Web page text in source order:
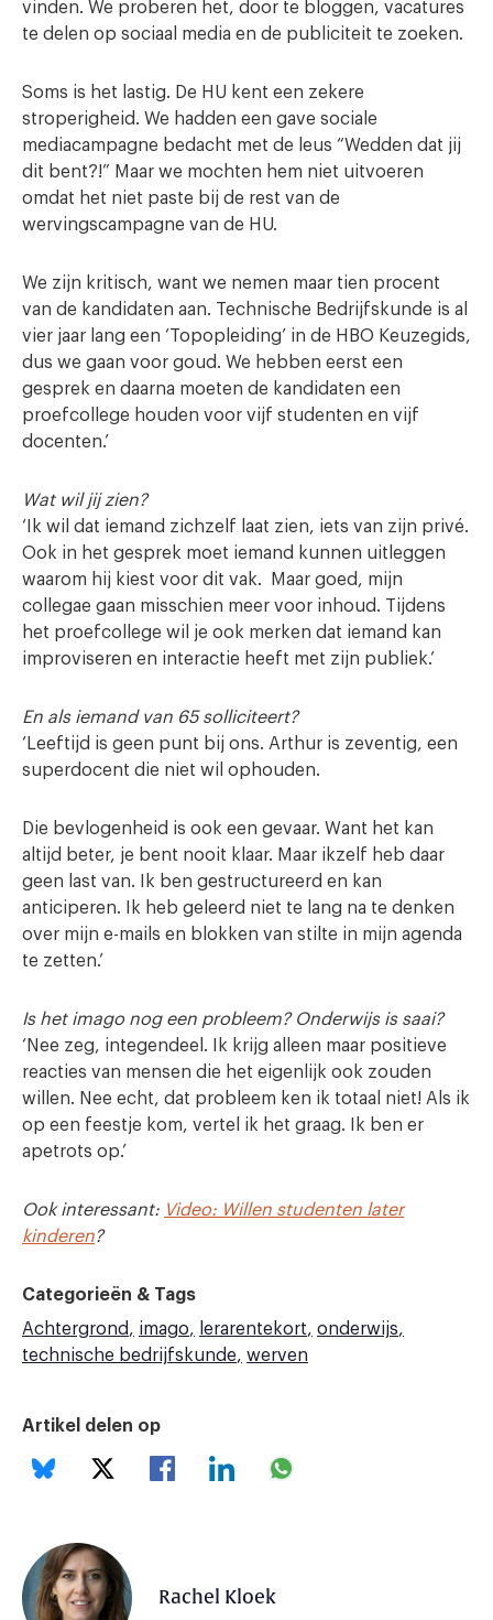
vinden. We proberen het, door te bloggen, vacatures
te delen op sociaal media en de publiciteit te zoeken.
Soms is het lastig. De HU kent een zekere
stroperigheid. We hadden een gave sociale
mediacampagne bedacht met de leus “Wedden dat jij
dit bent?!” Maar we mochten hem niet uitvoeren
omdat het niet paste bij de rest van de
wervingscampagne van de HU.
We zijn kritisch, want we nemen maar tien procent
van de kandidaten aan. Technische Bedrijfskunde is al
vier jaar lang een ‘Topopleiding’ in de HBO Keuzegids,
dus we gaan voor goud. We hebben eerst een
gesprek en daarna moeten de kandidaten een
proefcollege houden voor vijf studenten en vijf
docenten.’
Wat wil jij zien?
‘Ik wil dat iemand zichzelf laat zien, iets van zijn privé.
Ook in het gesprek moet iemand kunnen uitleggen
waarom hij kiest voor dit vak. Maar goed, mijn
collegae gaan misschien meer voor inhoud. Tijdens
het proefcollege wil je ook merken dat iemand kan
improviseren en interactie heeft met zijn publiek.’
En als iemand van 65 solliciteert?
‘Leeftijd is geen punt bij ons. Arthur is zeventig, een
superdocent die niet wil ophouden.
Die bevlogenheid is ook een gevaar. Want het kan
altijd beter, je bent nooit klaar. Maar ikzelf heb daar
geen last van. Ik ben gestructureerd en kan
anticiperen. Ik heb geleerd niet te lang na te denken
over mijn e-mails en blokken van stilte in mijn agenda
te zetten.’
Is het imago nog een probleem? Onderwijs is saai?
‘Nee zeg, integendeel. Ik krijg alleen maar positieve
reacties van mensen die het eigenlijk ook zouden
willen. Nee echt, dat probleem ken ik totaal niet! Als ik
op een feestje kom, vertel ik het graag. Ik ben er
apetrots op.’
Ook interessant: Video: Willen studenten later
kinderen?
Categorieën & Tags
Achtergrond
imago lerarentekort
onderwijs
technische bedrijfskunde
werven
Artikel delen op
Rachel Kloek